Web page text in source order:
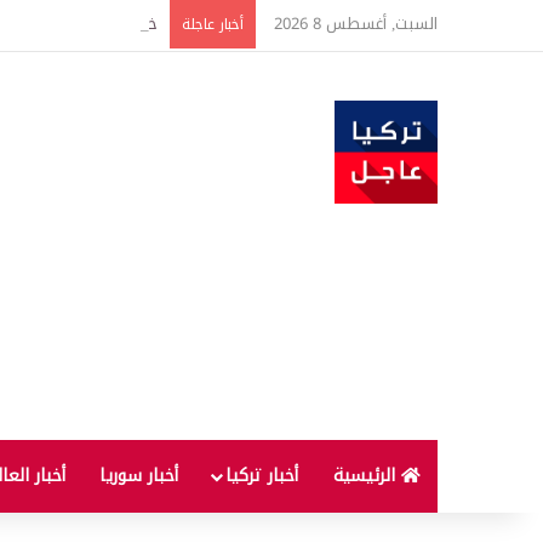
السبت, أغسطس 8 2026 أخبار عاجلة خبير اقتصادي يتوقع وصول غرام الذهب
الرئيسية أخبار تركيا أخبار سوريا أخبار